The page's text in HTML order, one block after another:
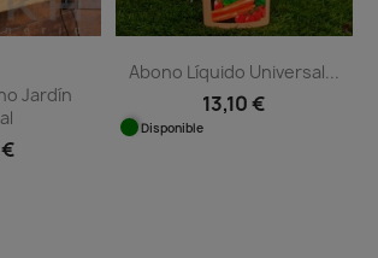
Jardín
Abono Líquido Universal...
13,10 €
Disponible